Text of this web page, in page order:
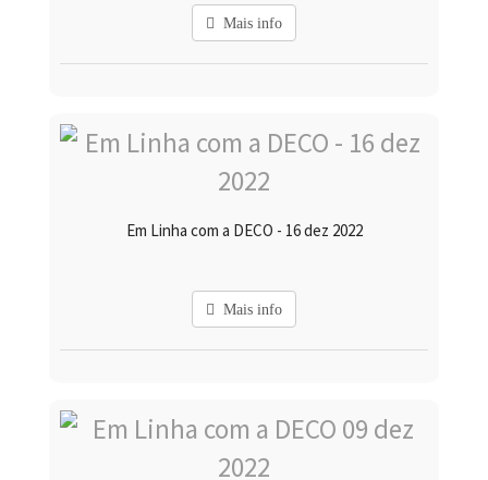
Mais info
Em Linha com a DECO - 16 dez 2022
Mais info